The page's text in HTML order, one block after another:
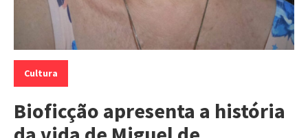
Categorias:
Cultura
Bioficção apresenta a história